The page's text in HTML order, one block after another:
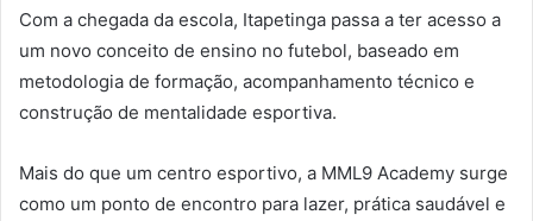
Com a chegada da escola, Itapetinga passa a ter acesso a
um novo conceito de ensino no futebol, baseado em
metodologia de formação, acompanhamento técnico e
construção de mentalidade esportiva.
Mais do que um centro esportivo, a MML9 Academy surge
como um ponto de encontro para lazer, prática saudável e